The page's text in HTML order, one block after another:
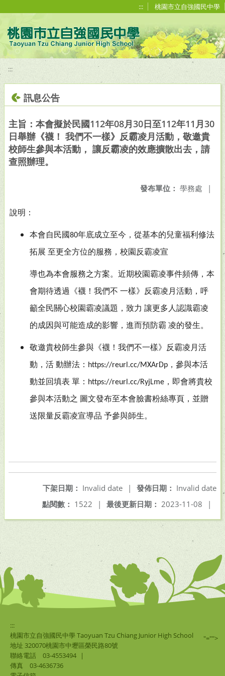
::: 桃園市立自強國民中學
:::
訊息公告
主旨：本會擬於民國112年08月30日至112年11月30
日舉辦《襪！ 我們不一樣》反霸凌月活動，敬邀貴
校師生參與本活動， 讓反霸凌的效應擴散出去，請
查照辦理。
發布單位： 學務處 |
說明：
本會自民國80年底成立至今，從基本的兒童福利修法
拓展 至更全方位的服務，校園反霸凌宣
導也為本會服務之方案。近期校園霸凌事件頻傳，本
會期待透過《襪！我們不 一樣》反霸凌月活動，呼
籲全民關心校園霸凌議題，致力 讓更多人認識霸凌
的成因與可能造成的影響，進而預防霸 凌的發生。
敬邀貴校師生參與《襪！我們不一樣》反霸凌月活
動，活 動辦法： https://reurl.cc/MXArDp ，參與本活
動並回填表 單： https://reurl.cc/RyjLme ，即會將貴校
參與本活動之 圖文發布至本會臉書粉絲專頁，並贈
送限量反霸凌宣導品 予參與師生。
發佈日期： Invalid date
下架日期： Invalid date
|
最後更新日期： 2023-11-08 |
點閱數： 1522 |
:::
桃園市立自強國民中學 Taoyuan Tzu Chiang Junior High School
地址 320070桃園市中壢區榮民路80號
聯絡電話
03-4553494
|
傳真
03-4636736
"="">